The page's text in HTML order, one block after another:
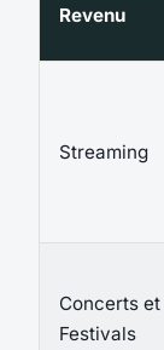
Revenu
Streaming
Concerts et
Festivals